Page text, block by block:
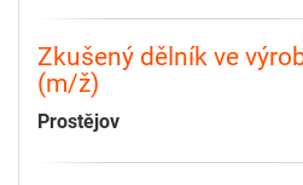
Zkušený dělník ve
(m/ž)
Prostějov